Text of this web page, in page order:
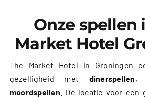
Onze spellen
Market Hotel
The Market Hotel in Groningen
gezelligheid met dinerspellen,
moordspellen . Dé locatie voor een